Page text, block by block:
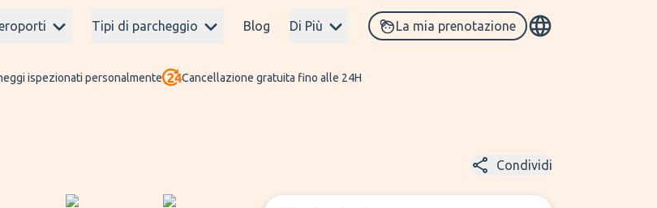
Tipi di parcheggio Blog Di Più La mia prenotazione
ispezionati personalmente Cancellazione gratuita fino alle 24H
Condividi